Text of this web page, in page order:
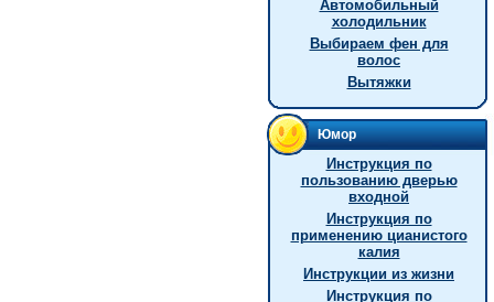
Автомобильный
холодильник
Выбираем фен для
волос
Вытяжки
Юмор
Инструкция по
пользованию дверью
входной
Инстpукция по
пpименению цианистого
калия
Инструкции из жизни
Инструкция по